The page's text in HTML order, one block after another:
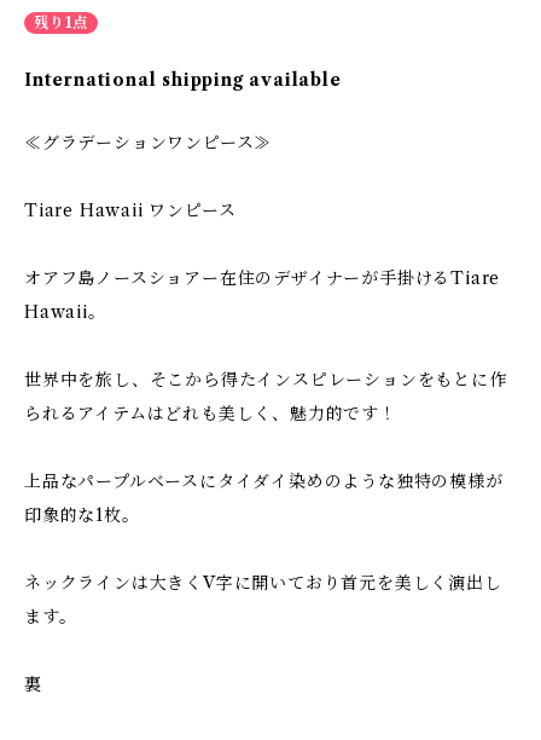
残り1点
International shipping available
≪グラデーションワンピース≫
Tiare Hawaii ワンピース
オアフ島ノースショアー在住のデザイナーが手掛けるTiare
Hawaii。
世界中を旅し、そこから得たインスピレーションをもとに作
られるアイテムはどれも美しく、魅力的です！
上品なパープルベースにタイダイ染めのような独特の模様が
印象的な1枚。
ネックラインは大きくV字に開いており首元を美しく演出し
ます。
裏